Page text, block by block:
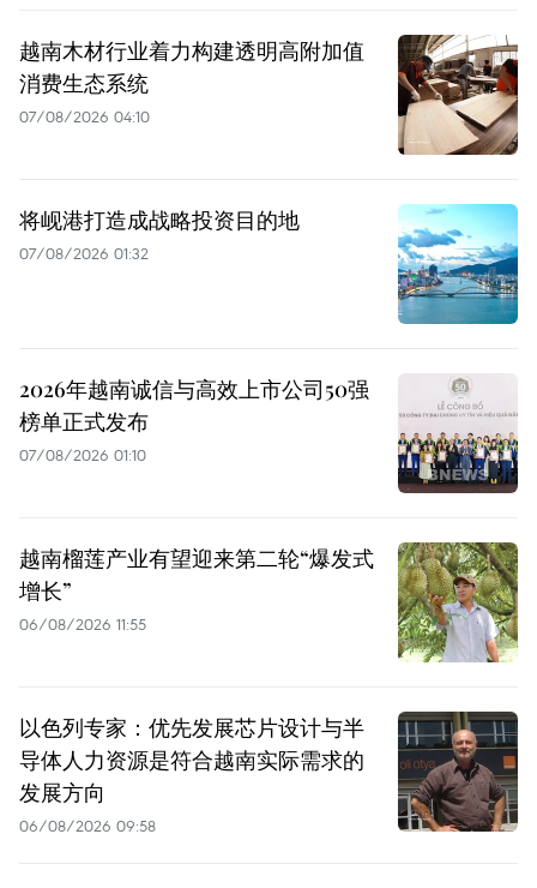
越南木材行业着力构建透明高附加值
消费生态系统
07/08/2026 04:10
将岘港打造成战略投资目的地
07/08/2026 01:32
2026年越南诚信与高效上市公司50强
榜单正式发布
07/08/2026 01:10
越南榴莲产业有望迎来第二轮“爆发式
增长”
06/08/2026 11:55
以色列专家：优先发展芯片设计与半
导体人力资源是符合越南实际需求的
发展方向
06/08/2026 09:58